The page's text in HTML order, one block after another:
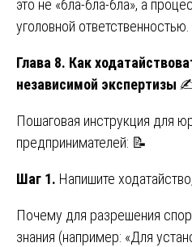
это не «бла-бла-бла», а
уголовной
Глава 8. Как
независимой экспертизы
Пошаговая инструкция для
предпринимателей: 📝
Шаг 1. Напишите
Почему для разрешения
знания (например: «Для